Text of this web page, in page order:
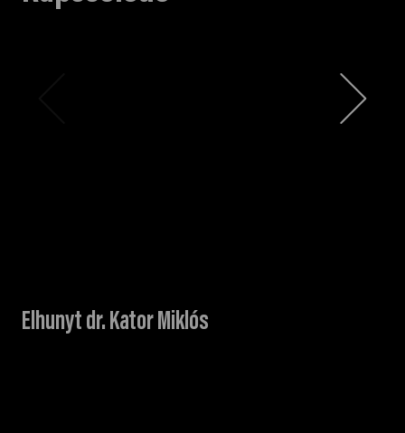
Elhunyt dr. Kator Miklós